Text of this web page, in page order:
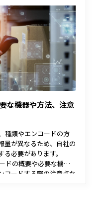
な機器や方法、注意
種類やエンコードの方
量が異なるため、自社の
必要があります。
ドの概要や必要な機
コードする際の注意点な